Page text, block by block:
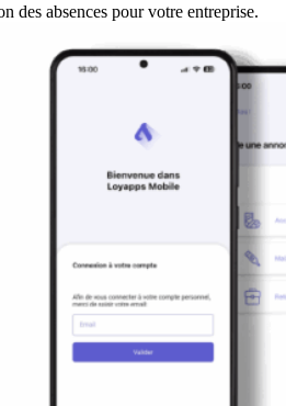
des absences pour votre entreprise.